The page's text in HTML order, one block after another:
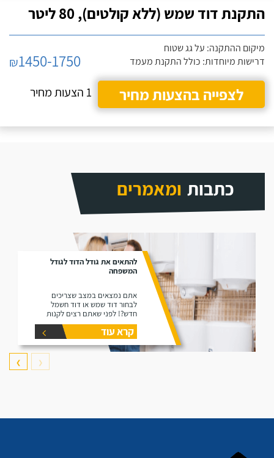
התקנת דוד שמש (ללא קולטים), 80 ליטר
מיקום ההתקנה: על גג שטוח
דרישות מיוחדות: כולל התקנת מעמד
₪1450-1750
לצפייה בהצעות מחיר
1 הצעות מחיר
כתבות ומאמרים
להתאים את גודל הדוד לגודל
המשפחה
אתם נמצאים במצב שצריכים
לבחור דוד שמש או דוד חשמל
חדש?! לפני שאתם רצים לקנות
דוד תקרו את המאמר זה הוא נותן
את המידע הפורט על נפחים שונים
של דודים ואיזה דוד הכי יתאים
עבורכם.
קרא עוד
❮
❯